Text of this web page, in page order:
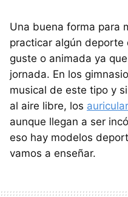
Una buena forma para
practicar algún deporte
guste o animada ya
jornada. En los
musical de este tipo y
al aire libre, los
aunque llegan a ser
eso hay modelos
vamos a enseñar.